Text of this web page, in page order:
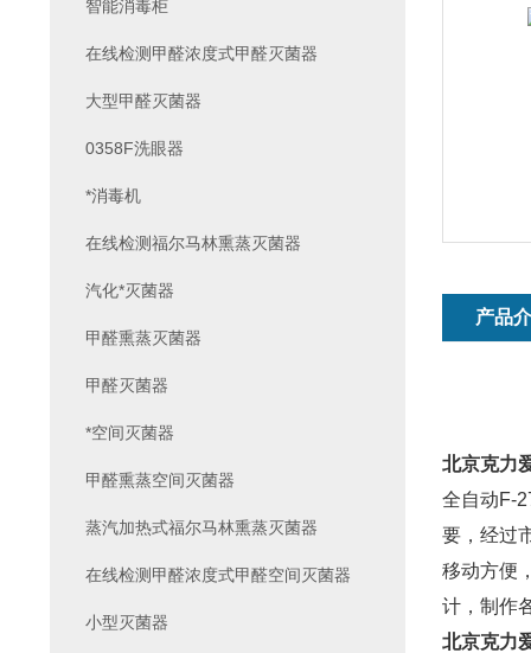
产品
北京克力
全自动F-
要，经过
移动方便
计，制作
北京克力
智能消毒柜
在线检测甲醛浓度式甲醛灭菌器
大型甲醛灭菌器
0358F洗眼器
*消毒机
在线检测福尔马林熏蒸灭菌器
汽化*灭菌器
甲醛熏蒸灭菌器
甲醛灭菌器
*空间灭菌器
甲醛熏蒸空间灭菌器
蒸汽加热式福尔马林熏蒸灭菌器
在线检测甲醛浓度式甲醛空间灭菌器
小型灭菌器